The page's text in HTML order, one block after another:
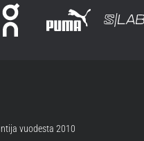
vuodesta 2010